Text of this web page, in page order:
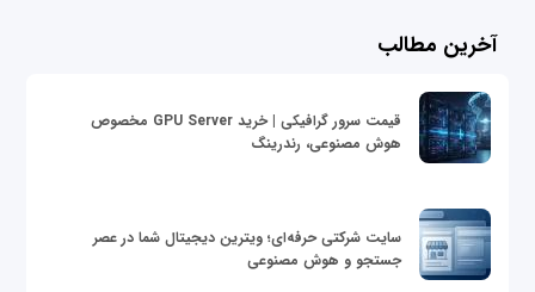
آخرین مطالب
قیمت سرور گرافیکی | خرید GPU Server مخصوص
هوش مصنوعی، رندرینگ
سایت شرکتی حرفه‌ای؛ ویترین دیجیتال شما در عصر
جستجو و هوش مصنوعی